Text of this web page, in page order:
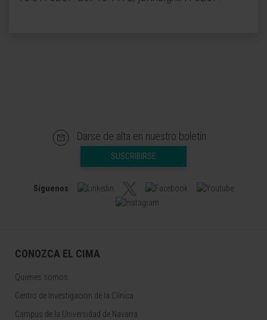
Darse de alta en nuestro boletín
SUSCRIBIRSE
Síguenos
CONOZCA EL CIMA
Quiénes somos
Centro de Investigacion de la Clínica
Campus de la Universidad de Navarra